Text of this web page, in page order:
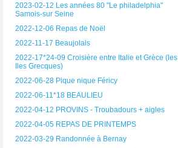
2023-02-12 Les années 80 "Le philadelphia"
Samois-sur Seine
2022-12-06 Repas de Noël
2022-11-17 Beaujolais
2022-17*24-09 Croisière entre Italie et Grèce (les
Iles Grecques)
2022-06-28 Pique nique Féricy
2022-06-11*18 BEAULIEU
2022-04-12 PROVINS - Troubadours + aigles
2022-04-05 REPAS DE PRINTEMPS
2022-03-29 Randonnée à Bernay